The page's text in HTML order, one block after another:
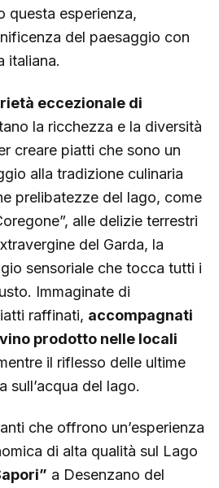
questa esperienza,
del paesaggio con
italiana.
eccezionale di
la ricchezza e la diversità
creare piatti che sono un
alla tradizione culinaria
prelibatezze del lago, come
alle delizie terrestri
del Garda, la
sensoriale che tocca tutti i
Immaginate di
raffinati, accompagnati
prodotto nelle locali
il riflesso delle ultime
sull’acqua del lago.
che offrono un’esperienza
di alta qualità sul Lago
a Desenzano del